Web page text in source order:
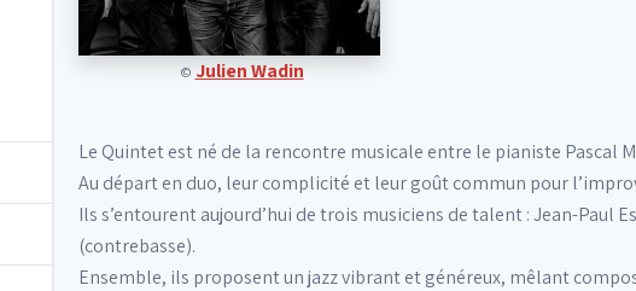
© Julien Wadin
Le Quintet est né de la rencontre musicale entre le pianiste Pascal
Au départ en duo, leur complicité et leur goût commun pour
Ils s’entourent aujourd’hui de trois musiciens de talent : Jean-
(contrebasse).
Ensemble, ils proposent un jazz vibrant et généreux, mêlant